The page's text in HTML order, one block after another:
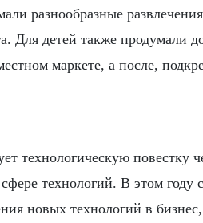
разнообразные
Для детей также продумали
маркете, а после,
технологическую повестку
технологий. В этом году
новых технологий в